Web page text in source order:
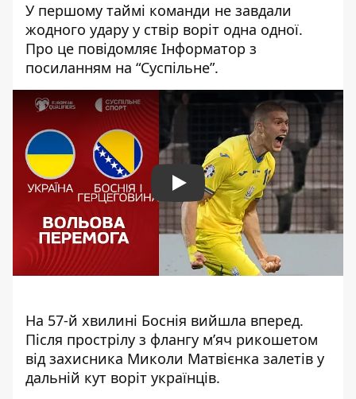
У першому таймі команди не завдали
жодного удару у ствір воріт одна одної.
Про це повідомляє Інформатор з
посиланням на “Суспільне”.
Play
На 57-й хвилині Боснія вийшла вперед.
Після прострілу з флангу м’яч рикошетом
від захисника Миколи Матвієнка залетів у
дальній кут воріт українців.